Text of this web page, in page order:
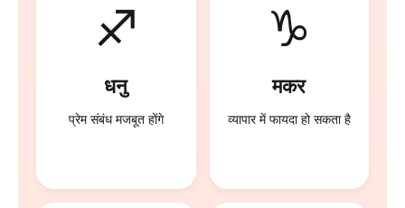
♐
धनु
प्रेम संबंध मजबूत होंगे
♑
मकर
व्यापार में फायदा हो सकता है